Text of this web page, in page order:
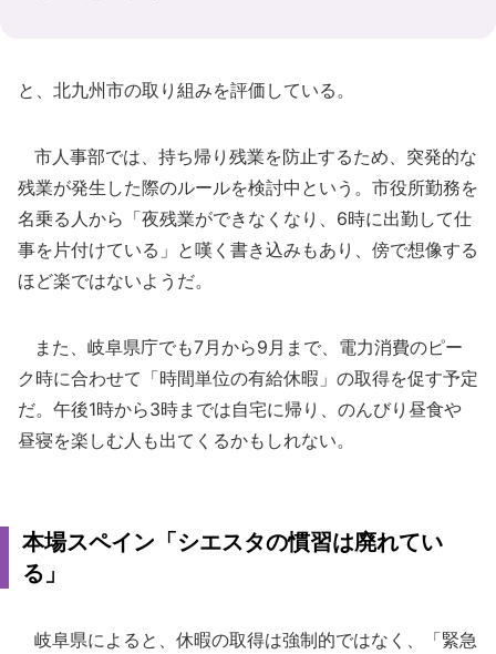
と、北九州市の取り組みを評価している。
市人事部では、持ち帰り残業を防止するため、突発的な
残業が発生した際のルールを検討中という。市役所勤務を
名乗る人から「夜残業ができなくなり、6時に出勤して仕
事を片付けている」と嘆く書き込みもあり、傍で想像する
ほど楽ではないようだ。
また、岐阜県庁でも7月から9月まで、電力消費のピー
ク時に合わせて「時間単位の有給休暇」の取得を促す予定
だ。午後1時から3時までは自宅に帰り、のんびり昼食や
昼寝を楽しむ人も出てくるかもしれない。
本場スペイン「シエスタの慣習は廃れてい
る」
岐阜県によると、休暇の取得は強制的ではなく、「緊急